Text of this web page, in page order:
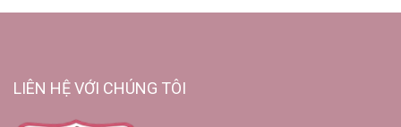
LIÊN HỆ VỚI CHÚNG TÔI